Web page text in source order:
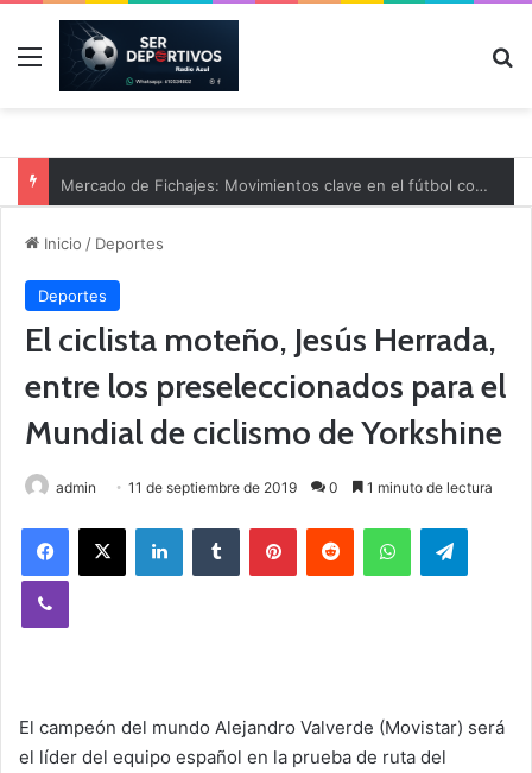
Menú
Inicio / Deportes
Deportes
El ciclista moteño, Jesús Herrada,
entre los preseleccionados para el
Mundial de ciclismo de Yorkshine
admin 11 de septiembre de 2019 0 1 minuto de lectura
El campeón del mundo Alejandro Valverde (Movistar) será
el líder del equipo español en la prueba de ruta del